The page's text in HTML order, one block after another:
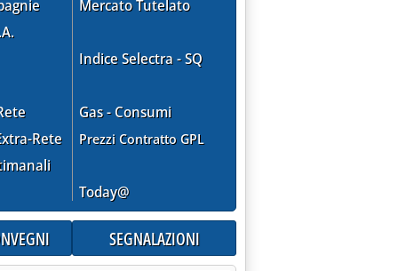
Rete
Mercato Tutelato
Indice Selectra - SQ
Gas - Consumi
Prezzi Contratto GPL
Today@
SEGNALAZIONI